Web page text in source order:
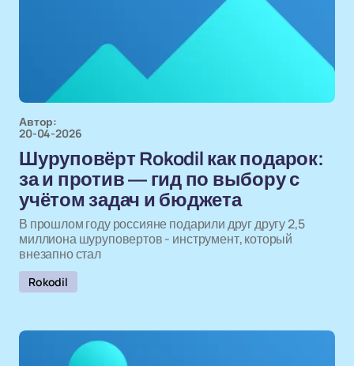
Автор:
20-04-2026
Шуруповёрт Rokodil как подарок:
за и против — гид по выбору с
учётом задач и бюджета
В прошлом году россияне подарили друг другу 2,5
миллиона шуруповертов - инструмент, который
внезапно стал
Rokodil